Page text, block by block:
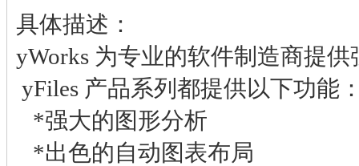
具体描述：
yWorks 为专业的软件制造商提
yFiles 产品系列都提供以下功能
*强大的图形分析
*出色的自动图表布局